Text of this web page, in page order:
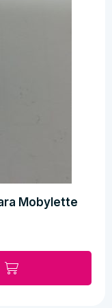
Mobylette